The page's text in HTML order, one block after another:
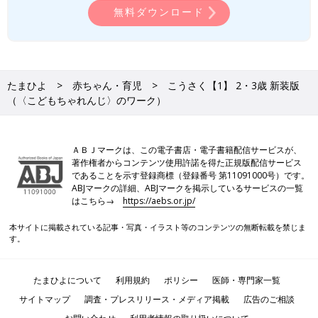
無料ダウンロード
たまひよ 赤ちゃん・育児
こうさく【1】 2・3歳 新装版
（〈こどもちゃれんじ〉のワーク）
ＡＢＪマークは、この電子書店・電子書籍配信サービスが、
著作権者からコンテンツ使用許諾を得た正規版配信サービス
であることを示す登録商標（登録番号 第11091000号）です。
ABJマークの詳細、ABJマークを掲示しているサービスの一覧
はこちら→https://aebs.or.jp/
本サイトに掲載されている記事・写真・イラスト等のコンテンツの無断転載を禁じま
す。
たまひよについて 利用規約 ポリシー
医師・専門家一覧
サイトマップ
調査・プレスリリース・メディア掲載
広告のご相談